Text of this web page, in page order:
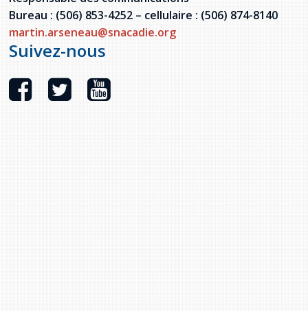
Bureau : (506) 853-4252 – cellulaire : (506) 874-8140
martin.arseneau@snacadie.org
Suivez-nous